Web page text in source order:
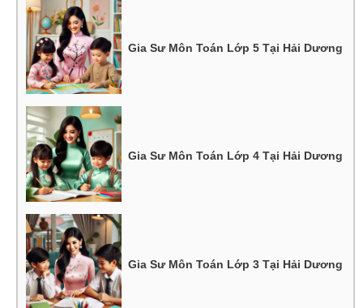
Gia Sư Môn Toán Lớp 5 Tại Hải Dương
Gia Sư Môn Toán Lớp 4 Tại Hải Dương
Gia Sư Môn Toán Lớp 3 Tại Hải Dương